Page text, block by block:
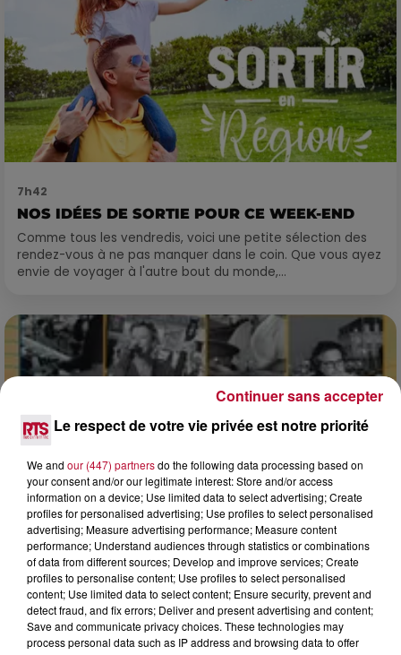
7h42
NOS IDÉES DE SORTIE POUR CE WEEK-END
Comme tous les vendredis, voici une petite sélection des
rendez-vous à ne pas manquer dans le coin. Que vous ayez
envie de voyager à l'autre bout du monde,...
0h01
DINER CONCERT À LA MJC DE MARSEILLAN
Le respect de votre vie privée est notre priorité
We and our (447) partnersdo the following data processing based on
your consent and/or our legitimate interest: Store and/or access
information on a device; Use limited data to select advertising; Create
profiles for personalised advertising; Use profiles to select personalised
advertising; Measure advertising performance; Measure content
performance; Understand audiences through statistics or combinations
of data from different sources; Develop and improve services; Create
profiles to personalise content; Use profiles to select personalised
content; Use limited data to select content; Ensure security, prevent and
detect fraud, and fix errors; Deliver and present advertising and content;
Save and communicate privacy choices. These technologies may
process personal data such as IP address and browsing data to offer
Continuer sans accepter